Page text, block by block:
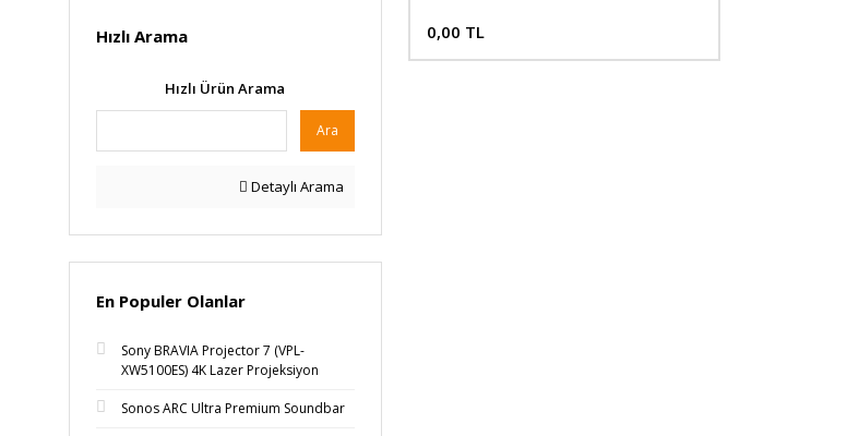
Hızlı Arama
Hızlı Ürün Arama
Ara
Detaylı Arama
En Populer Olanlar
Sony BRAVIA Projector 7 (VPL-
XW5100ES) 4K Lazer Projeksiyon
Sonos ARC Ultra Premium Soundbar
0,00 TL